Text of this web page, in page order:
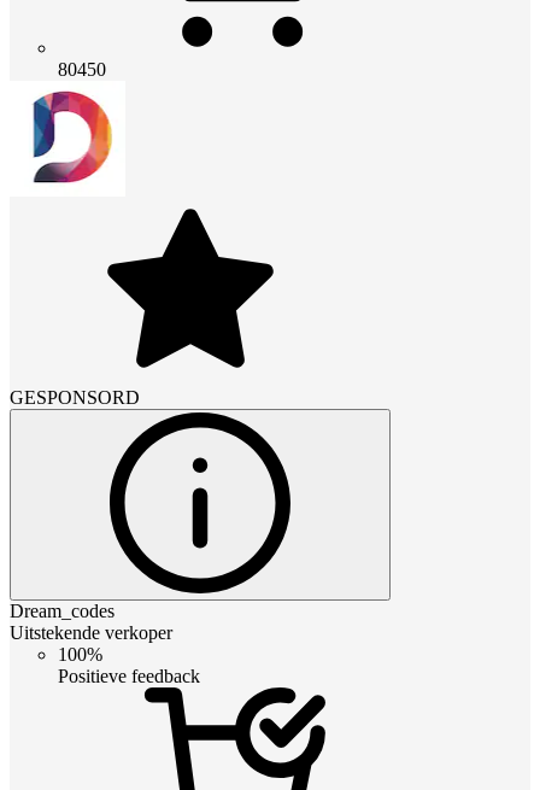
80450
GESPONSORD
Dream_codes
Uitstekende verkoper
100%
Positieve feedback